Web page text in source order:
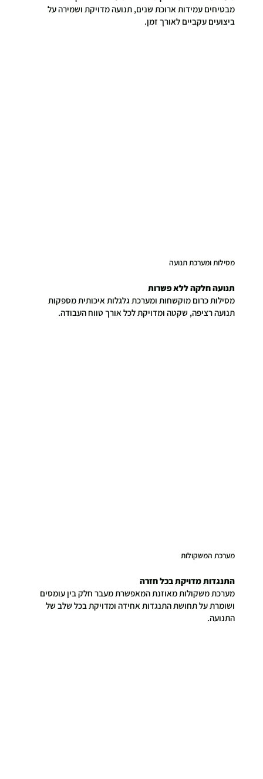
מבטיחים עמידות ארוכת שנים, תנועה מדויקת ושמירה על
ביצועים עקביים לאורך זמן.
תנועה חלקה ללא פשרות
מסילות כרום מוקשחות ומערכת גלגלות איכותית מספקות
תנועה רציפה, שקטה ומדויקת לכל אורך טווח העבודה.
מסילות ומערכת תנועה
התנגדות מדויקת בכל חזרה
מערכת משקולות מאוזנת המאפשרת מעבר חלק בין עומסים
ושומרת על תחושת התנגדות אחידה ומדויקת בכל שלב של
התנועה.
מערכת המשקולות